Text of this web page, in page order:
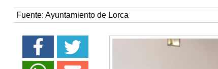
Fuente: Ayuntamiento de Lorca